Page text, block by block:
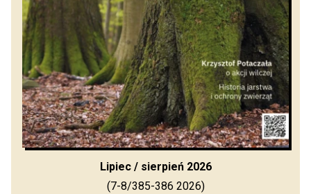
Lipiec / sierpień 2026
(7-8/385-386 2026)